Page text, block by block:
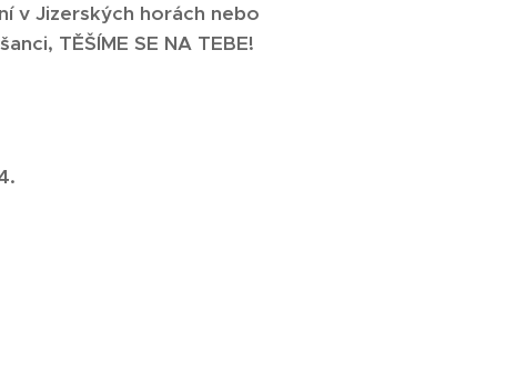
v Jizerských horách nebo
TĚŠÍME SE NA TEBE!